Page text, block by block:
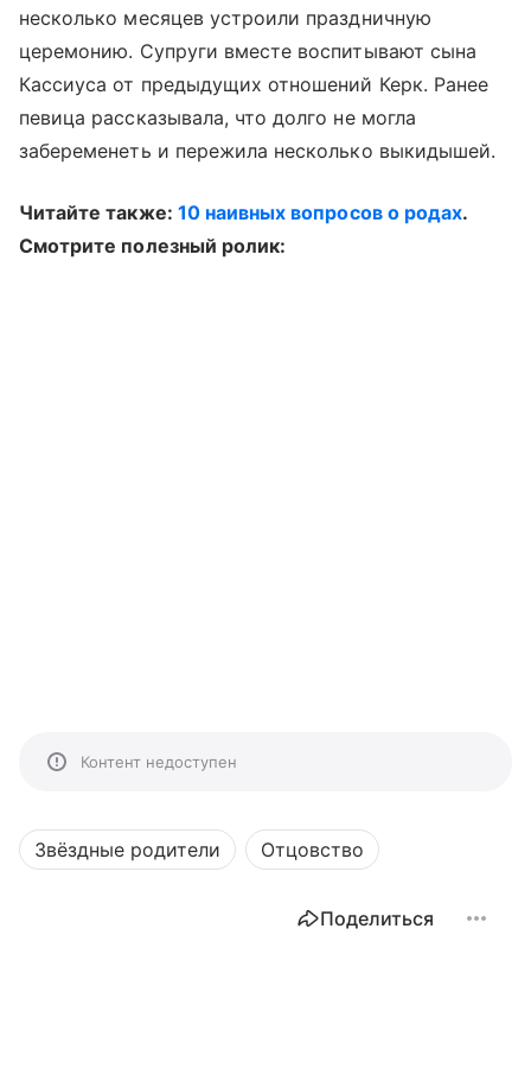
несколько месяцев устроили праздничную
церемонию. Супруги вместе воспитывают сына
Кассиуса от предыдущих отношений Керк. Ранее
певица рассказывала, что долго не могла
забеременеть и пережила несколько выкидышей.
Читайте также: 10 наивных вопросов о родах.
Смотрите полезный ролик:
Контент недоступен
Звёздные родители Отцовство
Поделиться